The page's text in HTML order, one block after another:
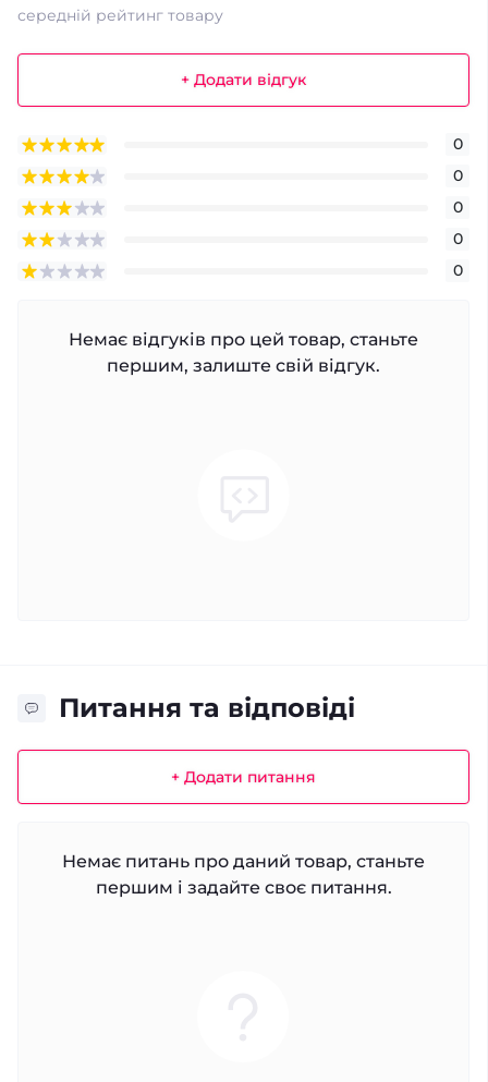
середній рейтинг товару
+ Додати відгук
0
0
0
0
0
Немає відгуків про цей товар, станьте
першим, залиште свій відгук.
Питання та відповіді
+ Додати питання
Немає питань про даний товар, станьте
першим і задайте своє питання.